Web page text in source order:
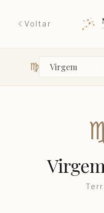
Voltar
Primeiro signo
♍︎
Virgem